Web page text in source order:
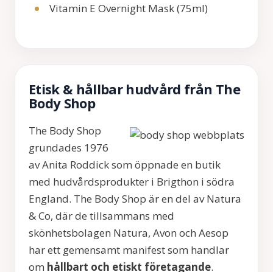
Vitamin E Overnight Mask (75ml)
Etisk & hållbar hudvård från The
Body Shop
The Body Shop
grundades 1976
av Anita Roddick som öppnade en butik
med hudvårdsprodukter i Brigthon i södra
England. The Body Shop är en del av Natura
& Co, där de tillsammans med
skönhetsbolagen Natura, Avon och Aesop
har ett gemensamt manifest som handlar
om hållbart och etiskt företagande.